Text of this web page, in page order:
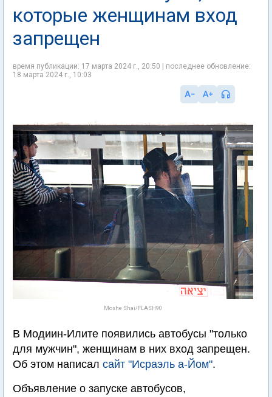
которые женщинам вход
запрещен
время публикации: 17 марта 2024 г., 20:50 | последнее обновление:
18 марта 2024 г., 10:03
Moshe Shai/FLASH90
В Модиин-Илите появились автобусы "только
для мужчин", женщинам в них вход запрещен.
Об этом написал сайт "Исраэль а-Йом".
Объявление о запуске автобусов,